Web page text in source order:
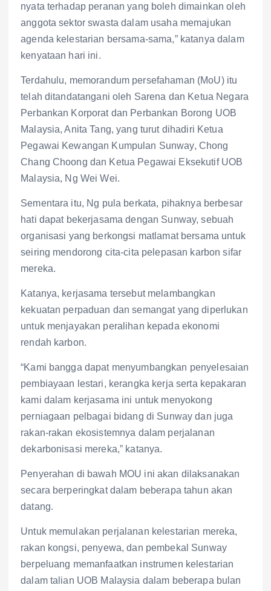
nyata terhadap peranan yang boleh dimainkan oleh
anggota sektor swasta dalam usaha memajukan
agenda kelestarian bersama-sama,” katanya dalam
kenyataan hari ini.
Terdahulu, memorandum persefahaman (MoU) itu
telah ditandatangani oleh Sarena dan Ketua Negara
Perbankan Korporat dan Perbankan Borong UOB
Malaysia, Anita Tang, yang turut dihadiri Ketua
Pegawai Kewangan Kumpulan Sunway, Chong
Chang Choong dan Ketua Pegawai Eksekutif UOB
Malaysia, Ng Wei Wei.
Sementara itu, Ng pula berkata, pihaknya berbesar
hati dapat bekerjasama dengan Sunway, sebuah
organisasi yang berkongsi matlamat bersama untuk
seiring mendorong cita-cita pelepasan karbon sifar
mereka.
Katanya, kerjasama tersebut melambangkan
kekuatan perpaduan dan semangat yang diperlukan
untuk menjayakan peralihan kepada ekonomi
rendah karbon.
“Kami bangga dapat menyumbangkan penyelesaian
pembiayaan lestari, kerangka kerja serta kepakaran
kami dalam kerjasama ini untuk menyokong
perniagaan pelbagai bidang di Sunway dan juga
rakan-rakan ekosistemnya dalam perjalanan
dekarbonisasi mereka,” katanya.
Penyerahan di bawah MOU ini akan dilaksanakan
secara berperingkat dalam beberapa tahun akan
datang.
Untuk memulakan perjalanan kelestarian mereka,
rakan kongsi, penyewa, dan pembekal Sunway
berpeluang memanfaatkan instrumen kelestarian
dalam talian UOB Malaysia dalam beberapa bulan